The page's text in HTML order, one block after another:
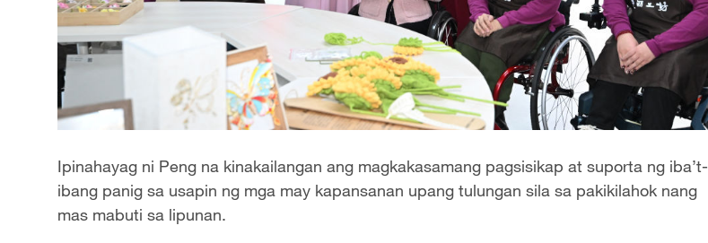
Ipinahayag ni Peng na kinakailangan ang magkakasamang pagsisikap at suporta ng iba’t-
ibang panig sa usapin ng mga may kapansanan upang tulungan sila sa pakikilahok nang
mas mabuti sa lipunan.